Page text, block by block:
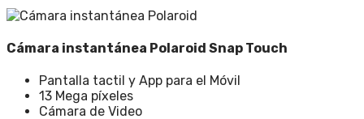
Cámara instantánea Polaroid Snap Touch
Pantalla tactil y App para el Móvil
13 Mega píxeles
Cámara de Video